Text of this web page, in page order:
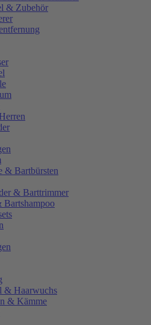
& Zubehör
& Bartbürsten
& Barttrimmer
Bartshampoo
& Haarwuchs
& Kämme